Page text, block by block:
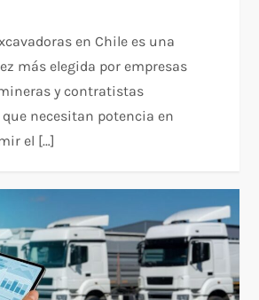
en Chile es una
más elegida por empresas
y contratistas
necesitan potencia en
el […]